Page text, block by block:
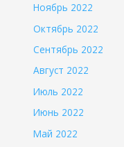
Ноябрь 2022
Октябрь 2022
Сентябрь 2022
Август 2022
Июль 2022
Июнь 2022
Май 2022